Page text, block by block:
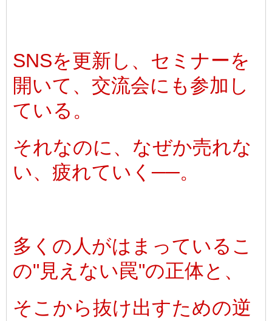
SNSを更新し、セミナーを
開いて、交流会にも参加し
ている。
それなのに、なぜか売れな
い、疲れていく──。
多くの人がはまっているこ
の"見えない罠"の正体と、
そこから抜け出すための逆